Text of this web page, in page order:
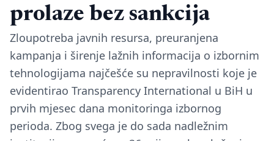
O nama
Impressum
Kontakt
prolaze bez sankcija
Zloupotreba javnih resursa, preuranjena
kampanja i širenje lažnih informacija o izbornim
tehnologijama najčešće su nepravilnosti koje je
evidentirao Transparency International u BiH u
prvih mjesec dana monitoringa izbornog
perioda. Zbog svega je do sada nadležnim